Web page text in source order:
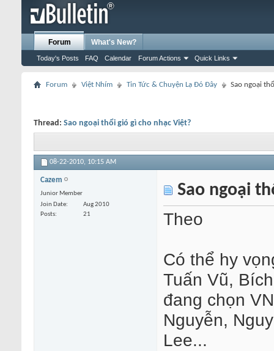
Forum
Today's Posts FAQ Calendar Forum Actions Quick Links
What's New?
Forum Việt Nhím Tin Tức & Chuyện Lạ Đó Đây Sao ngoại
Thread: Sao ngoại thổi gió gì cho nhạc Việt?
08-22-2010, 10:15 AM
Cazem
Junior Member
Join Date
Aug 2010
Posts
21
Sao ngoại
Theo
Có thể hy
Tuấn Vũ,
đang chọn
Nguyễn,
Lee...